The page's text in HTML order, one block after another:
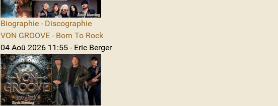
Biographie - Discographie
VON GROOVE - Born To Rock
04 Aoû 2026 11:55 - Eric Berger